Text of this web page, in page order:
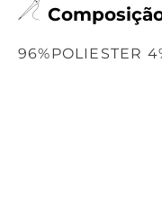
96%POLIESTER